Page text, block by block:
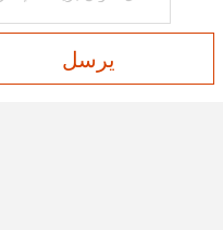
يرسل